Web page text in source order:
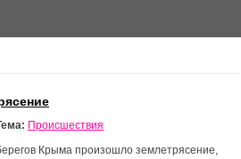
Происшествия
Крыма произошло землетрясение,